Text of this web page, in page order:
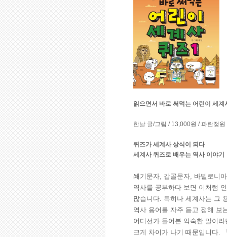
읽으면서 바로 써먹는 어린이 세계
한날 글/그림 / 13,000원 / 파란정원
퀴즈가 세계사 상식이 되다
세계사 퀴즈로 배우는 역사 이야기
쐐기문자, 갑골문자, 바빌로니
역사를 공부하다 보면 이처럼
많습니다. 특히나 세계사는 그
역사 용어를 자주 듣고 접해 보
어디선가 들어본 익숙한 말이
크게 차이가 나기 때문입니다.